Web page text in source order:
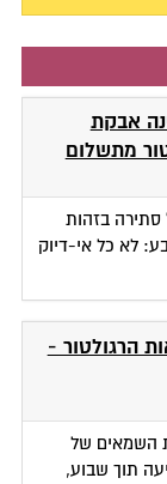
אבקת
מתשלום
בזהות
לא כל אי-דיוק
הרגולטור -
השמאים של
תוך שבוע,